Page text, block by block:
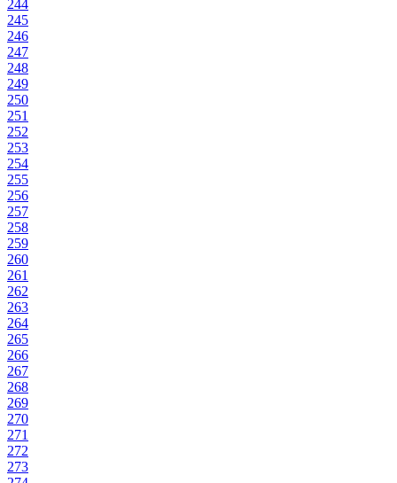
244
245
246
247
248
249
250
251
252
253
254
255
256
257
258
259
260
261
262
263
264
265
266
267
268
269
270
271
272
273